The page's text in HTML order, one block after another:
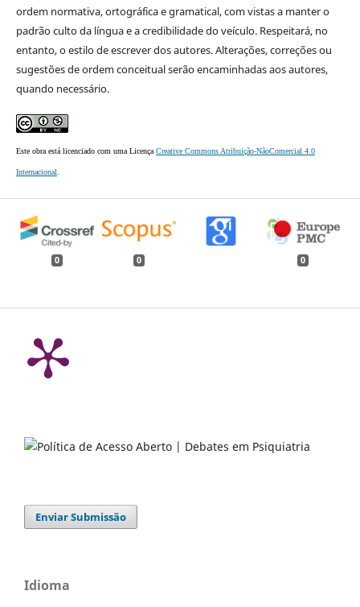
ordem normativa, ortográfica e gramatical, com vistas a manter o
padrão culto da língua e a credibilidade do veículo. Respeitará, no
entanto, o estilo de escrever dos autores. Alterações, correções ou
sugestões de ordem conceitual serão encaminhadas aos autores,
quando necessário.
Este obra está licenciado com uma Licença Creative Commons Atribuição-NãoComercial 4.0
Internacional
0 0 0
Enviar Submissão
Idioma